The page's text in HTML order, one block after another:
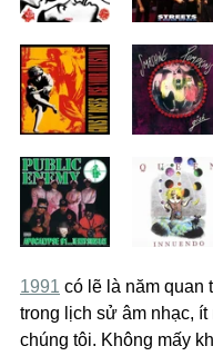
1991 có lẽ là năm quan
trong lịch sử âm nhạc,
chúng tôi. Không mấy